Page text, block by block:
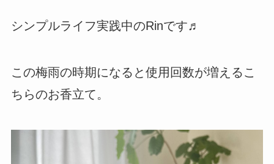
シンプルライフ実践中のRinです♬
この梅雨の時期になると使用回数が増えるこ
ちらのお香立て。